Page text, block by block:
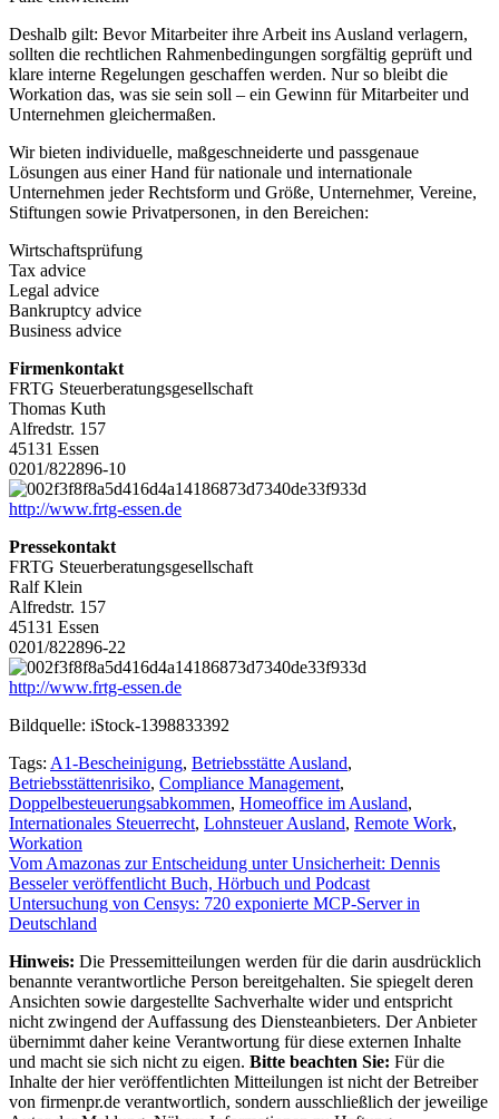
Deshalb gilt: Bevor Mitarbeiter ihre Arbeit ins Ausland verlagern,
sollten die rechtlichen Rahmenbedingungen sorgfältig geprüft und
klare interne Regelungen geschaffen werden. Nur so bleibt die
Workation das, was sie sein soll – ein Gewinn für Mitarbeiter und
Unternehmen gleichermaßen.
Wir bieten individuelle, maßgeschneiderte und passgenaue
Lösungen aus einer Hand für nationale und internationale
Unternehmen jeder Rechtsform und Größe, Unternehmer, Vereine,
Stiftungen sowie Privatpersonen, in den Bereichen:
Wirtschaftsprüfung
Tax advice
Legal advice
Bankruptcy advice
Business advice
Firmenkontakt
FRTG Steuerberatungsgesellschaft
Thomas Kuth
Alfredstr. 157
45131 Essen
0201/822896-10
http://www.frtg-essen.de
Pressekontakt
FRTG Steuerberatungsgesellschaft
Ralf Klein
Alfredstr. 157
45131 Essen
0201/822896-22
http://www.frtg-essen.de
Bildquelle: iStock-1398833392
Tags: A1-Bescheinigung, Betriebsstätte Ausland,
Betriebsstättenrisiko, Compliance Management,
Doppelbesteuerungsabkommen, Homeoffice im Ausland,
Internationales Steuerrecht, Lohnsteuer Ausland, Remote Work,
Workation
Beitragsnavigation
Vom Amazonas zur Entscheidung unter Unsicherheit: Dennis
Besseler veröffentlicht Buch, Hörbuch und Podcast
Untersuchung von Censys: 720 exponierte MCP-Server in
Deutschland
Hinweis: Die Pressemitteilungen werden für die darin ausdrücklich
benannte verantwortliche Person bereitgehalten. Sie spiegelt deren
Ansichten sowie dargestellte Sachverhalte wider und entspricht
nicht zwingend der Auffassung des Diensteanbieters. Der Anbieter
übernimmt daher keine Verantwortung für diese externen Inhalte
und macht sie sich nicht zu eigen. Bitte beachten Sie: Für die
Inhalte der hier veröffentlichten Mitteilungen ist nicht der Betreiber
von firmenpr.de verantwortlich, sondern ausschließlich der jeweilige